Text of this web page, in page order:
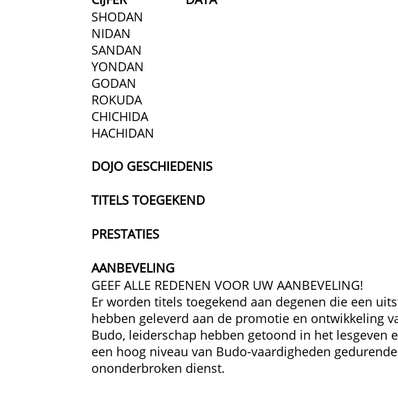
SHODAN
NIDAN
SANDAN
YONDAN
GODAN
ROKUDA
CHICHIDA
HACHIDAN
DOJO GESCHIEDENIS
TITELS TOEGEKEND
PRESTATIES
AANBEVELING
GEEF ALLE REDENEN VOOR UW AANBEVELING!
Er worden titels toegekend aan degenen die een
hebben geleverd aan de promotie en ontwikkeling
Budo, leiderschap hebben getoond in het lesgeven
een hoog niveau van Budo-vaardigheden
ononderbroken dienst.